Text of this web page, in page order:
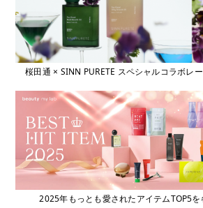
桜田通 × SINN PURETE スペシャルコラボレ
2025年もっとも愛されたアイテムTOP5を